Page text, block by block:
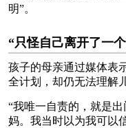
明”。
“只怪自己离开了一
孩子的母亲通过媒体表
全计划，却仍无法理解
“我唯一自责的，就是
妈。我当时以为我可以